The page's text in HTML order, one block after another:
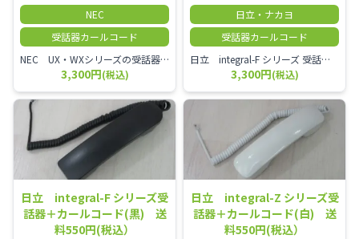
NEC
受話器カールコード
NEC UX・WXシリーズの受話器とカールコードセット／本商品は中古品となります。 写真では分かりにくいキズ・汚れなどの使用感があります。 経年変化で日焼けの色味が強くなる場合がございます。 予めご理解・ご了承頂きますようお願いいたします。
3,300円(税込)
日立・ナカヨ
受話器カールコード
日立 integral-F シリーズ 受話器＋カールコード セット（白）／本商品は中古品となります。 写真では分かりにくいキズ・汚れなどの使用感があります。 経年変化で日焼けの色味が強くなる場合がございます。 予めご理解・ご了承頂きますようお願いいたします。
3,300円(税込)
日立 integral-F シリーズ受
話器＋カールコード(黒) 送
料550円(税込）
日立 integral-Z シリーズ受
話器＋カールコード(白) 送
料550円(税込）